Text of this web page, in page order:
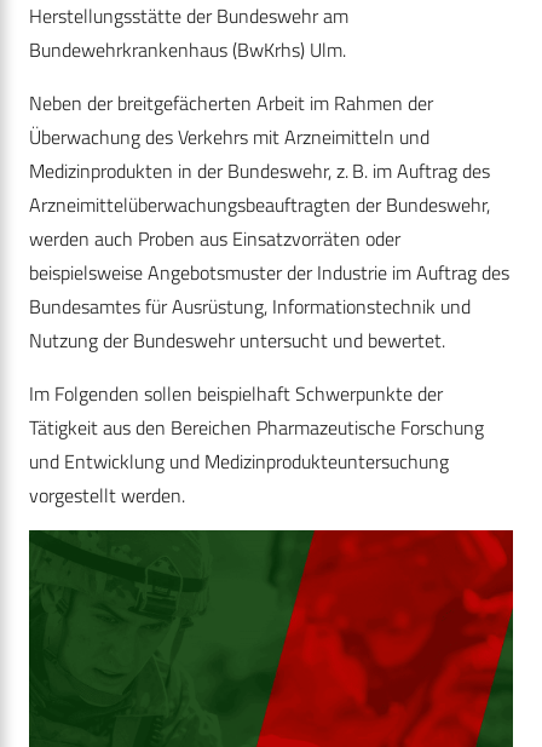
Herstellungsstätte der Bundeswehr am
Bundewehrkrankenhaus (BwKrhs) Ulm.
Neben der breitgefächerten Arbeit im Rahmen der
Überwachung des Verkehrs mit Arzneimitteln und
Medizinprodukten in der Bundeswehr, z. B. im Auftrag des
Arzneimittelüberwachungsbeauftragten der Bundeswehr,
werden auch Proben aus Einsatzvorräten oder
beispielsweise Angebotsmuster der Industrie im Auftrag des
Bundesamtes für Ausrüstung, Informationstechnik und
Nutzung der Bundeswehr untersucht und bewertet.
Im Folgenden sollen beispielhaft Schwerpunkte der
Tätigkeit aus den Bereichen Pharmazeutische Forschung
und Entwicklung und Medizinprodukteuntersuchung
vorgestellt werden.